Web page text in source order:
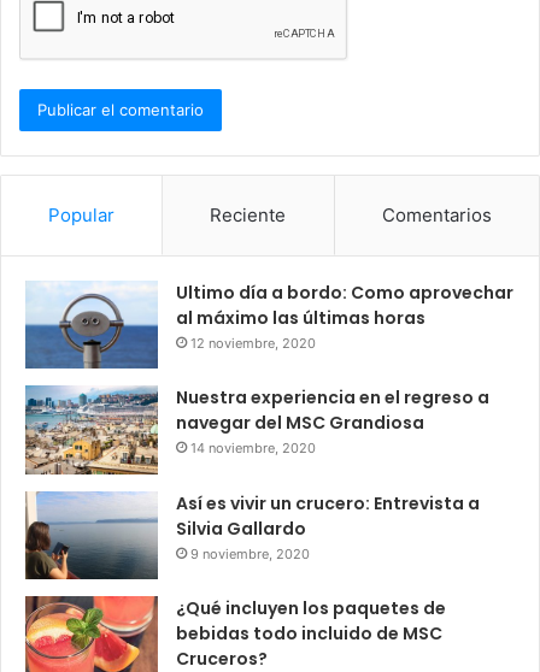
Popular Reciente Comentarios
Ultimo día a bordo: Como aprovechar
al máximo las últimas horas
12 noviembre, 2020
Nuestra experiencia en el regreso a
navegar del MSC Grandiosa
14 noviembre, 2020
Así es vivir un crucero: Entrevista a
Silvia Gallardo
9 noviembre, 2020
¿Qué incluyen los paquetes de
bebidas todo incluido de MSC
Cruceros?